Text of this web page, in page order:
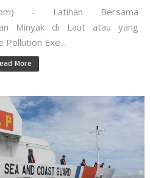
- Latihan Bersama
Minyak di Laut atau yang
Pollution Exe...
More